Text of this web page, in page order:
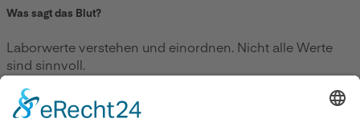
Was sagt das Blut?
Laborwerte verstehen und einordnen. Nicht alle Werte
sind sinnvoll.
Zum Beitrag